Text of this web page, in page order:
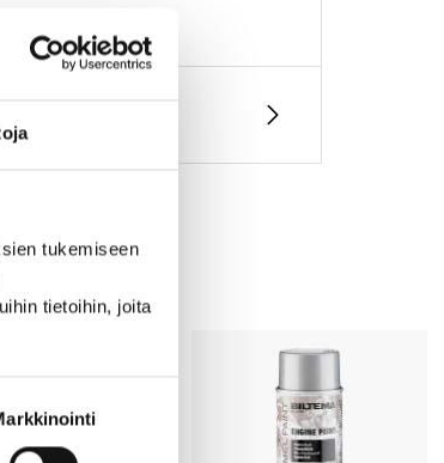
tukemiseen
tietoihin, joita